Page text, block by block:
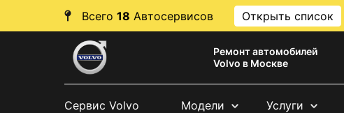
Всего 18 Автосервисов Открыть список
Ремонт автомобилей
Volvo в Москве
Сервис Volvo Модели Услуги